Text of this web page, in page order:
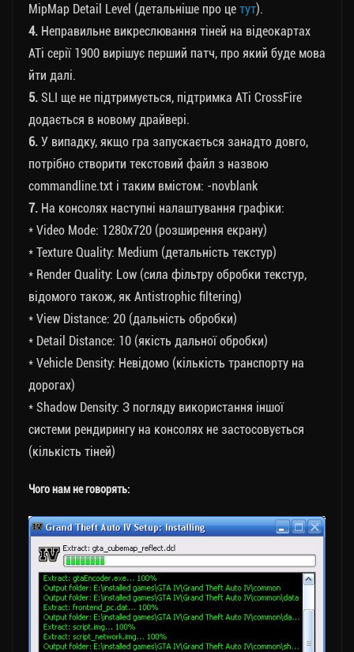
MipMap Detail Level (детальніше про це тут).
4. Неправильне викреслювання тіней на відеокартах
ATi серії 1900 вирішує перший патч, про який буде мова
йти далі.
5. SLI ще не підтримується, підтримка ATi CrossFire
додається в новому драйвері.
6. У випадку, якщо гра запускається занадто довго,
потрібно створити текстовий файл з назвою
commandline.txt і таким вмістом: -novblank
7. На консолях наступні налаштування графіки:
* Video Mode: 1280х720 (розширення екрану)
* Texture Quality: Medium (детальність текстур)
* Render Quality: Low (сила фільтру обробки текстур,
відомого також, як Antistrophic filtering)
* View Distance: 20 (дальність обробки)
* Detail Distance: 10 (якість дальної обробки)
* Vehicle Density: Невідомо (кількість транспорту на
дорогах)
* Shadow Density: З погляду використання іншої
системи рендирингу на консолях не застосовується
(кількість тіней)
Чого нам не говорять: